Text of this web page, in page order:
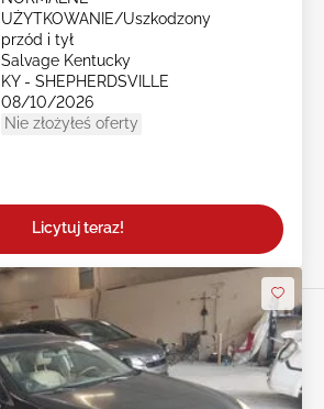
UŻYTKOWANIE/Uszkodzony
przód i tył
Salvage Kentucky
KY - SHEPHERDSVILLE
08/10/2026
Nie złożyłeś oferty
Licytuj teraz!